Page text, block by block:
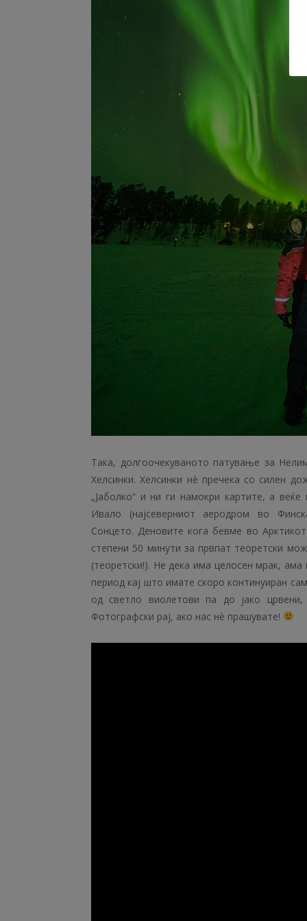
Така, долгоочекуваното патување за
Хелсинки. Хелсинки нè пречека со силен
„Јаболко“ и ни ги намокри картите, a
Ивало (најсеверниот аеродром во
Сонцето. Деновите кога бевме во
степени 50 минути за првпат теоретски
(теоретски!). Не дека има целосен мрак,
период кај што имате скоро континуиран
од светло виолетови па до јако
Фотографски рај, ако нас нè прашувате!